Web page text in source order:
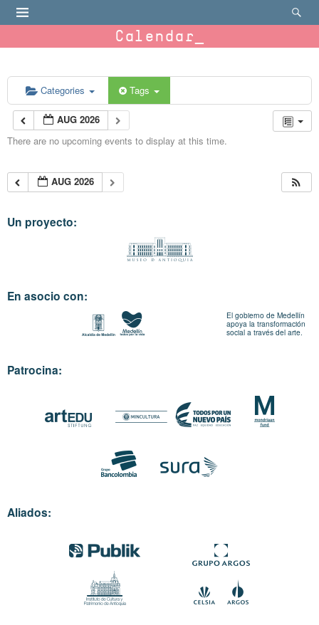
Calendar
Categories Tags
AUG 2026
There are no upcoming events to display at this time.
AUG 2026
Un proyecto:
En asocio con:
El gobierno de Medellín
apoya la transformación
social a través del arte.
Patrocina:
Aliados: